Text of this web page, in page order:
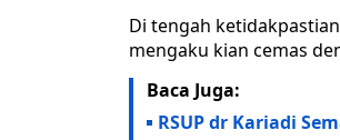
Di tengah
mengaku kian cemas
Baca Juga:
RSUP dr Kariadi